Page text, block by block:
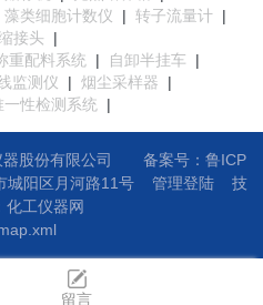
藻类细胞计数仪 | 转子流量计 |
接头
|
重配料系统 | 自卸半挂车
|
监测仪 | 烟尘采样器
|
一性检测系统 |
器股份有限公司
备案号：鲁ICP
城阳区月河路11号 管理登陆 技
化工仪器网
留言